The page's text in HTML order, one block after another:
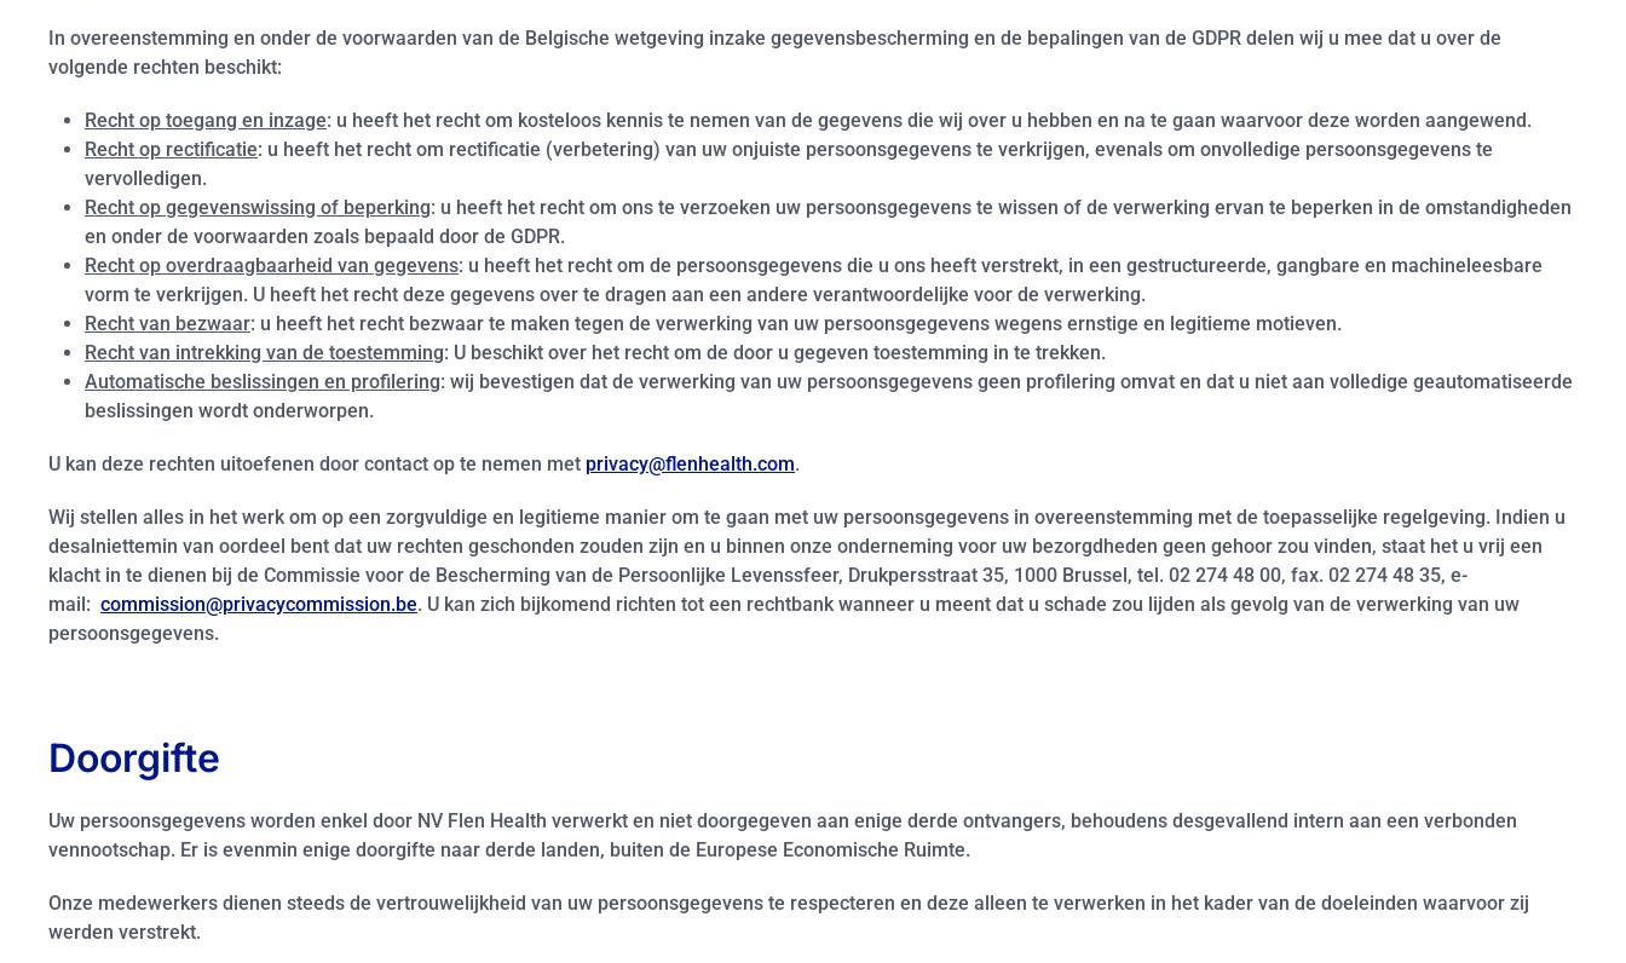
In overeenstemming en onder de voorwaarden van de Belgische wetgeving inzake gegevensbescherming en de bepalingen van de GDPR delen wij u mee dat u over de
volgende rechten beschikt:
Recht op toegang en inzage: u heeft het recht om kosteloos kennis te nemen van de gegevens die wij over u hebben en na te gaan waarvoor deze worden aangewend.
Recht op rectificatie: u heeft het recht om rectificatie (verbetering) van uw onjuiste persoonsgegevens te verkrijgen, evenals om onvolledige persoonsgegevens te
vervolledigen.
Recht op gegevenswissing of beperking: u heeft het recht om ons te verzoeken uw persoonsgegevens te wissen of de verwerking ervan te beperken in de omstandigheden
en onder de voorwaarden zoals bepaald door de GDPR.
Recht op overdraagbaarheid van gegevens: u heeft het recht om de persoonsgegevens die u ons heeft verstrekt, in een gestructureerde, gangbare en machineleesbare
vorm te verkrijgen. U heeft het recht deze gegevens over te dragen aan een andere verantwoordelijke voor de verwerking.
Recht van bezwaar: u heeft het recht bezwaar te maken tegen de verwerking van uw persoonsgegevens wegens ernstige en legitieme motieven.
Recht van intrekking van de toestemming: U beschikt over het recht om de door u gegeven toestemming in te trekken.
Automatische beslissingen en profilering: wij bevestigen dat de verwerking van uw persoonsgegevens geen profilering omvat en dat u niet aan volledige geautomatiseerde
beslissingen wordt onderworpen.
U kan deze rechten uitoefenen door contact op te nemen met privacy@flenhealth.com.
Wij stellen alles in het werk om op een zorgvuldige en legitieme manier om te gaan met uw persoonsgegevens in overeenstemming met de toepasselijke regelgeving. Indien u
desalniettemin van oordeel bent dat uw rechten geschonden zouden zijn en u binnen onze onderneming voor uw bezorgdheden geen gehoor zou vinden, staat het u vrij een
klacht in te dienen bij de Commissie voor de Bescherming van de Persoonlijke Levenssfeer, Drukpersstraat 35, 1000 Brussel, tel. 02 274 48 00, fax. 02 274 48 35, e-
mail: commission@privacycommission.be. U kan zich bijkomend richten tot een rechtbank wanneer u meent dat u schade zou lijden als gevolg van de verwerking van uw
persoonsgegevens.
Doorgifte
Uw persoonsgegevens worden enkel door NV Flen Health verwerkt en niet doorgegeven aan enige derde ontvangers, behoudens desgevallend intern aan een verbonden
vennootschap. Er is evenmin enige doorgifte naar derde landen, buiten de Europese Economische Ruimte.
Onze medewerkers dienen steeds de vertrouwelijkheid van uw persoonsgegevens te respecteren en deze alleen te verwerken in het kader van de doeleinden waarvoor zij
werden verstrekt.